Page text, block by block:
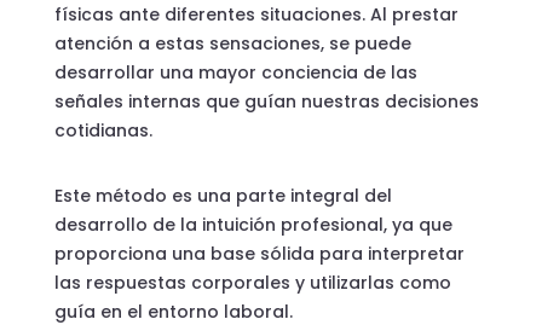
físicas ante diferentes situaciones. Al prestar
atención a estas sensaciones, se puede
desarrollar una mayor conciencia de las
señales internas que guían nuestras decisiones
cotidianas.
Este método es una parte integral del
desarrollo de la intuición profesional, ya que
proporciona una base sólida para interpretar
las respuestas corporales y utilizarlas como
guía en el entorno laboral.